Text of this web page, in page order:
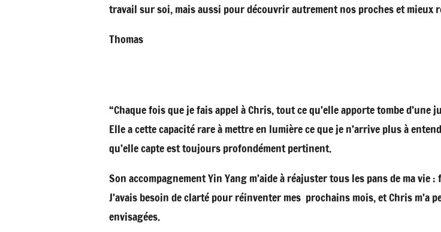
travail sur soi, mais aussi pour découvrir autrement nos proches et mieux
Thomas
“Chaque fois que je fais appel à Chris, tout ce qu’elle apporte tombe d’une
Elle a cette capacité rare à mettre en lumière ce que je n’arrive plus à
qu’elle capte est toujours profondément pertinent.
Son accompagnement Yin Yang m’aide à réajuster tous les pans de ma
J’avais besoin de clarté pour réinventer mes prochains mois, et Chris m’a
envisagées.